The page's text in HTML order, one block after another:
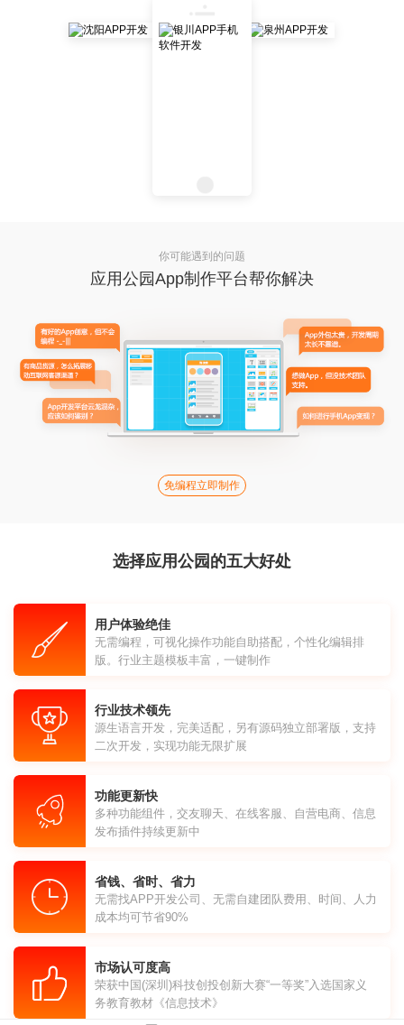
你可能遇到的问题
应用公园App制作平台帮你解决
免编程立即制作
选择应用公园的五大好处
用户体验绝佳
无需编程，可视化操作功能自助搭配，个性化编辑排
版。行业主题模板丰富，一键制作
行业技术领先
源生语言开发，完美适配，另有源码独立部署版，支持
二次开发，实现功能无限扩展
功能更新快
多种功能组件，交友聊天、在线客服、自营电商、信息
发布插件持续更新中
省钱、省时、省力
无需找APP开发公司、无需自建团队费用、时间、人力
成本均可节省90%
市场认可度高
荣获中国(深圳)科技创投创新大赛“一等奖”入选国家义
务教育教材《信息技术》